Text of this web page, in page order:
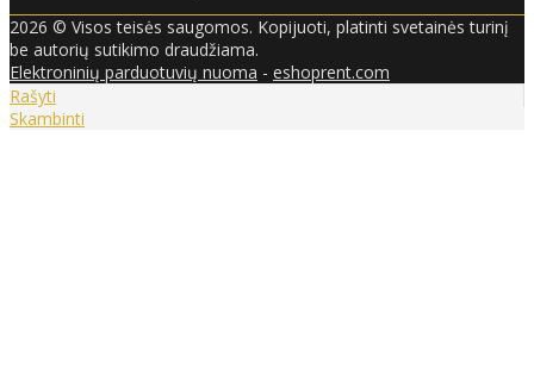
2026 © Visos teisės saugomos. Kopijuoti, platinti svetainės turinį
be autorių sutikimo draudžiama.
Elektroninių parduotuvių nuoma - eshoprent.com
Rašyti
Skambinti